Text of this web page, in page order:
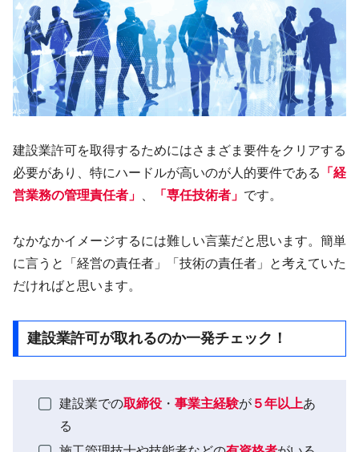
建設業許可を取得するためにはさまざま要件をクリアする
必要があり、特にハードルが高いのが人的要件である
「経
営業務の管理責任者」
「専任技術者」 です。
なかなかイメージするには難しい言葉だと思います。簡単
に言うと「経営の責任者」「技術の責任者」と考えていた
だければと思います。
建設業許可が取れるのか一発チェック！
建設業での取締役・ 事業主経験が５年以上あ
る